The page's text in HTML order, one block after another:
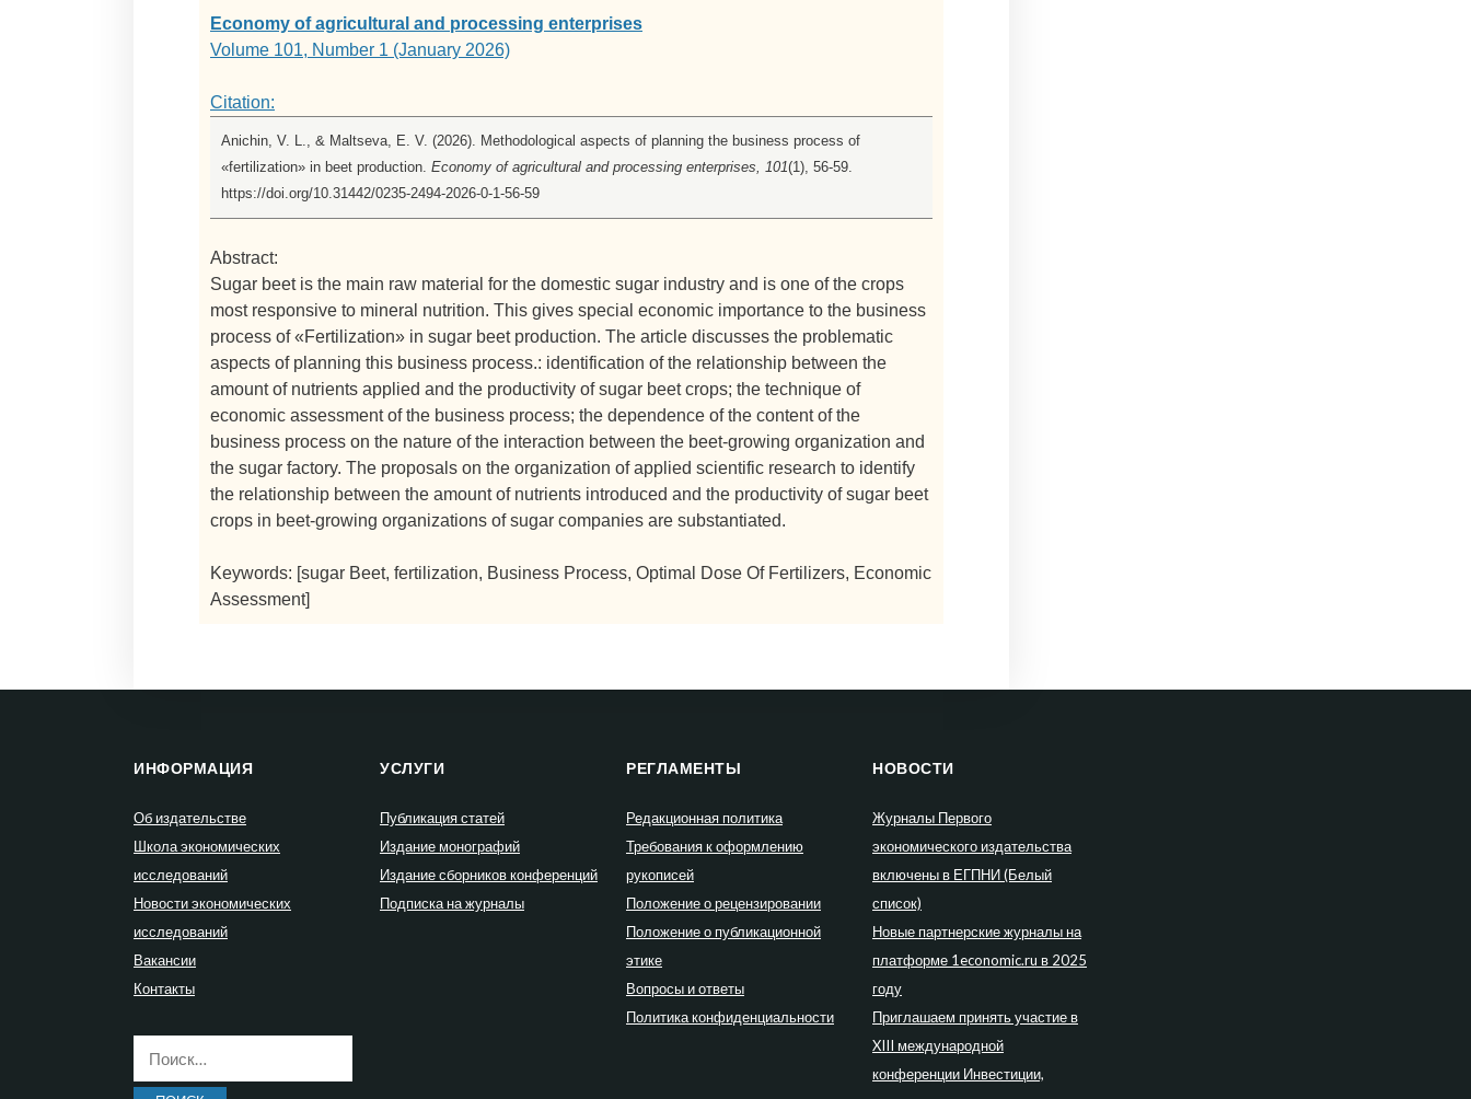
Economy of agricultural and processing enterprises
Volume 101, Number 1 (January 2026)
Citation:
Anichin, V. L., & Maltseva, E. V. (2026). Methodological aspects of planning the business process of
«fertilization» in beet production. Economy of agricultural and processing enterprises, 101(1), 56-59.
https://doi.org/10.31442/0235-2494-2026-0-1-56-59
Abstract:
Sugar beet is the main raw material for the domestic sugar industry and is one of the crops
most responsive to mineral nutrition. This gives special economic importance to the business
process of «Fertilization» in sugar beet production. The article discusses the problematic
aspects of planning this business process.: identification of the relationship between the
amount of nutrients applied and the productivity of sugar beet crops; the technique of
economic assessment of the business process; the dependence of the content of the
business process on the nature of the interaction between the beet-growing organization and
the sugar factory. The proposals on the organization of applied scientific research to identify
the relationship between the amount of nutrients introduced and the productivity of sugar beet
crops in beet-growing organizations of sugar companies are substantiated.
Keywords: [sugar Beet, fertilization, Business Process, Optimal Dose Of Fertilizers, Economic
Assessment]
ИНФОРМАЦИЯ
Об издательстве
Школа экономических
исследований
Новости экономических
исследований
Вакансии
Контакты
УСЛУГИ
Публикация статей
Издание монографий
Издание сборников конференций
Подписка на журналы
РЕГЛАМЕНТЫ
Редакционная политика
Требования к оформлению
рукописей
Положение о рецензировании
Положение о публикационной
этике
Вопросы и ответы
Политика конфиденциальности
НОВОСТИ
Журналы Первого
экономического издательства
включены в ЕГПНИ (Белый
список)
Новые партнерские журналы на
платформе 1economic.ru в 2025
году
Приглашаем принять участие в
XIII международной
конференции Инвестиции,